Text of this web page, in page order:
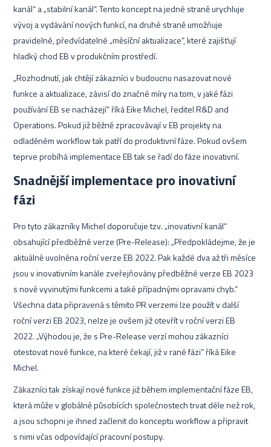
kanál“ a „stabilní kanál“. Tento koncept na jedné straně urychluje
vývoj a vydávání nových funkcí, na druhé straně umožňuje
pravidelné, předvídatelné „měsíční aktualizace“, které zajišťují
hladký chod EB v produkčním prostředí.
„Rozhodnutí, jak chtějí zákazníci v budoucnu nasazovat nové
funkce a aktualizace, závisí do značné míry na tom, v jaké fázi
používání EB se nacházejí“ říká Eike Michel, ředitel R&D and
Operations. Pokud již běžně zpracovávají v EB projekty na
odladěném workflow tak patří do produktivní fáze. Pokud ovšem
teprve probíhá implementace EB tak se řadí do fáze inovativní.
Snadnější implementace pro inovativní
fázi
Pro tyto zákazníky Michel doporučuje tzv. „inovativní kanál“
obsahující předběžné verze (Pre-Release): „Předpokládejme, že je
aktuálně uvolněna roční verze EB 2022. Pak každé dva až tři měsíce
jsou v inovativním kanále zveřejňovány předběžné verze EB 2023
s nově vyvinutými funkcemi a také případnými opravami chyb.“
Všechna data připravená s těmito PR verzemi lze použít v další
roční verzi EB 2023, nelze je ovšem již otevřít v roční verzi EB
2022. „Výhodou je, že s Pre-Release verzí mohou zákazníci
otestovat nové funkce, na které čekají, již v rané fázi“ říká Eike
Michel.
Zákazníci tak získají nové funkce již během implementační fáze EB,
která může v globálně působících společnostech trvat déle než rok,
a jsou schopni je ihned začlenit do konceptu workflow a připravit
s nimi včas odpovídající pracovní postupy.